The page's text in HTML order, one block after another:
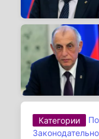
Категории